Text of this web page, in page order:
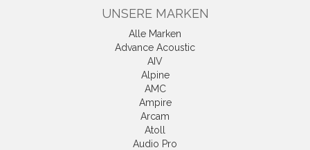
UNSERE MARKEN
Alle Marken
Advance Acoustic
AIV
Alpine
AMC
Ampire
Arcam
Atoll
Audio Pro